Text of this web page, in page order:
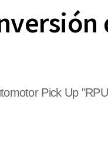
Pick Up